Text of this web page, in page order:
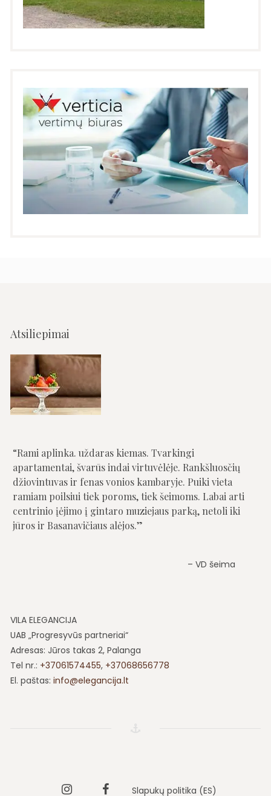
Atsiliepimai
Rami aplinka. uždaras kiemas. Tvarkingi
apartamentai, švarūs indai virtuvėlėje. Rankšluosčių
džiovintuvas ir fenas vonios kambaryje. Puiki vieta
ramiam poilsiui tiek poroms, tiek šeimoms. Labai arti
centrinio įėjimo į gintaro muziejaus parką, netoli iki
jūros ir Basanavičiaus alėjos.
VD šeima
Puiki vieta. Labai švarūs apartamentai. Malonus
personalas.
Saulius
VILA ELEGANCIJA
UAB „Progresyvūs partneriai“
Adresas: Jūros takas 2, Palanga
Tel nr.: +37061574455 +37068656778
El. paštas: info@elegancija.lt
InstagramVila Slapukų politika (ES)